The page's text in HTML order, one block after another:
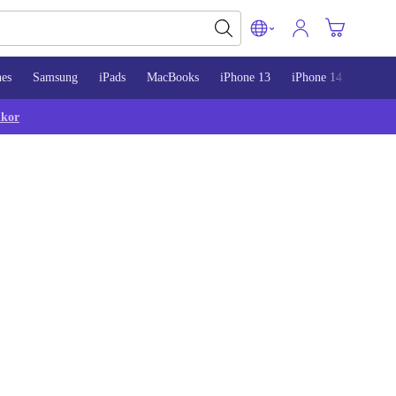
Samsung iPads MacBooks iPhone 13 iPhone 14